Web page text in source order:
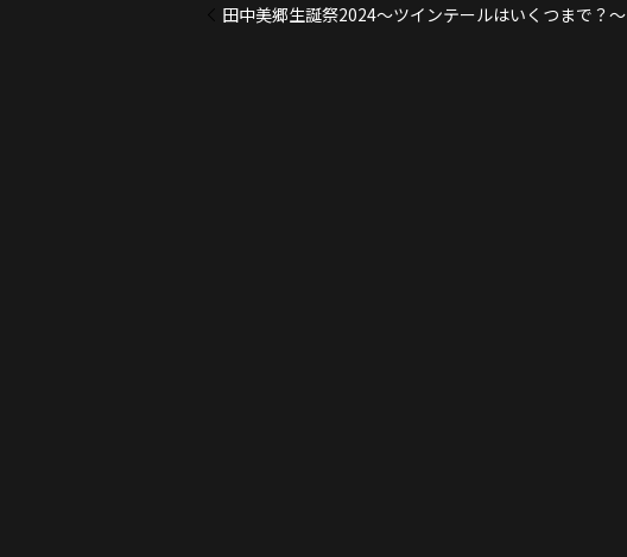
田中美郷生誕祭2024〜ツインテールはいくつまで？〜